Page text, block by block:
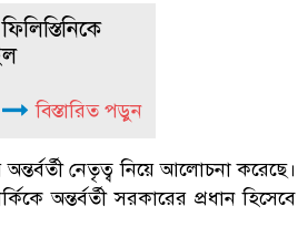
বিস্তারিত পড়ুন
নেতৃত্ব নিয়ে আলোচনা করেছে।
অন্তর্বর্তী সরকারের প্রধান হিসেবে